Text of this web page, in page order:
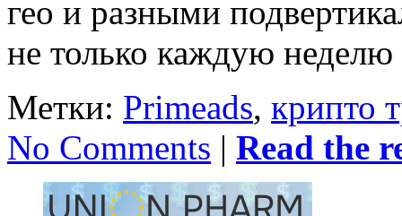
гео и разными
не только каждую неделю
Метки: Primeads, крипто
No Comments | Read the